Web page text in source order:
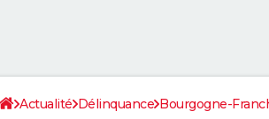
Actualité Délinquance Bourgogne-